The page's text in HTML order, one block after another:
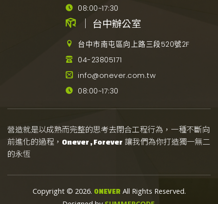
08:00~17:30
｜ 台中辦公室
台中市南屯區向上路三段520號2F
04-23805171
info@onever.com.tw
08:00~17:30
營造就是以成熟而完整的思考去閉合工程行為，一種不斷向
前進化的過程， Onever , Forever 讓我們為你打造獨一無二
的永恆
Copyright © 2026. ONEVER All Rights Reserved.